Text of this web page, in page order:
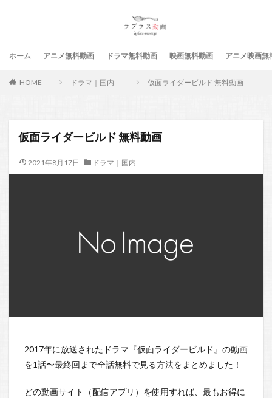
ホーム アニメ無料動画 ドラマ無料動画 映画無料動画 アニメ映画無
HOME ドラマ｜国内 仮面ライダービルド 無料動画
仮面ライダービルド 無料動画
2021年8月17日 ドラマ｜国内
2017年に放送されたドラマ『仮面ライダービルド』の動画
を1話〜最終回まで全話無料で見る方法をまとめました！
どの動画サイト（配信アプリ）を使用すれば、最もお得に